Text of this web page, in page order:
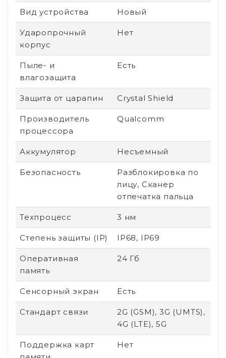
Вид устройства Новый
Ударопрочный
корпус
Нет
Пыле- и
влагозащита
Есть
Защита от царапин Crystal Shield
Производитель
процессора
Qualcomm
Аккумулятор Несъемный
Безопасность
Разблокировка по
лицу, Сканер
отпечатка пальца
Техпроцесс 3 нм
Степень защиты (IP) IP68, IP69
Оперативная
память
24 Гб
Сенсорный экран Есть
Стандарт связи
2G (GSM), 3G (UMTS),
4G (LTE), 5G
Поддержка карт
Нет